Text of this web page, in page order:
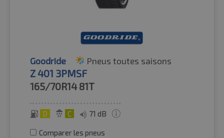
Goodride Pneus toutes saisons
Z 401 3PMSF
165/70R14 81T
D C 71 dB
Comparer les pneus